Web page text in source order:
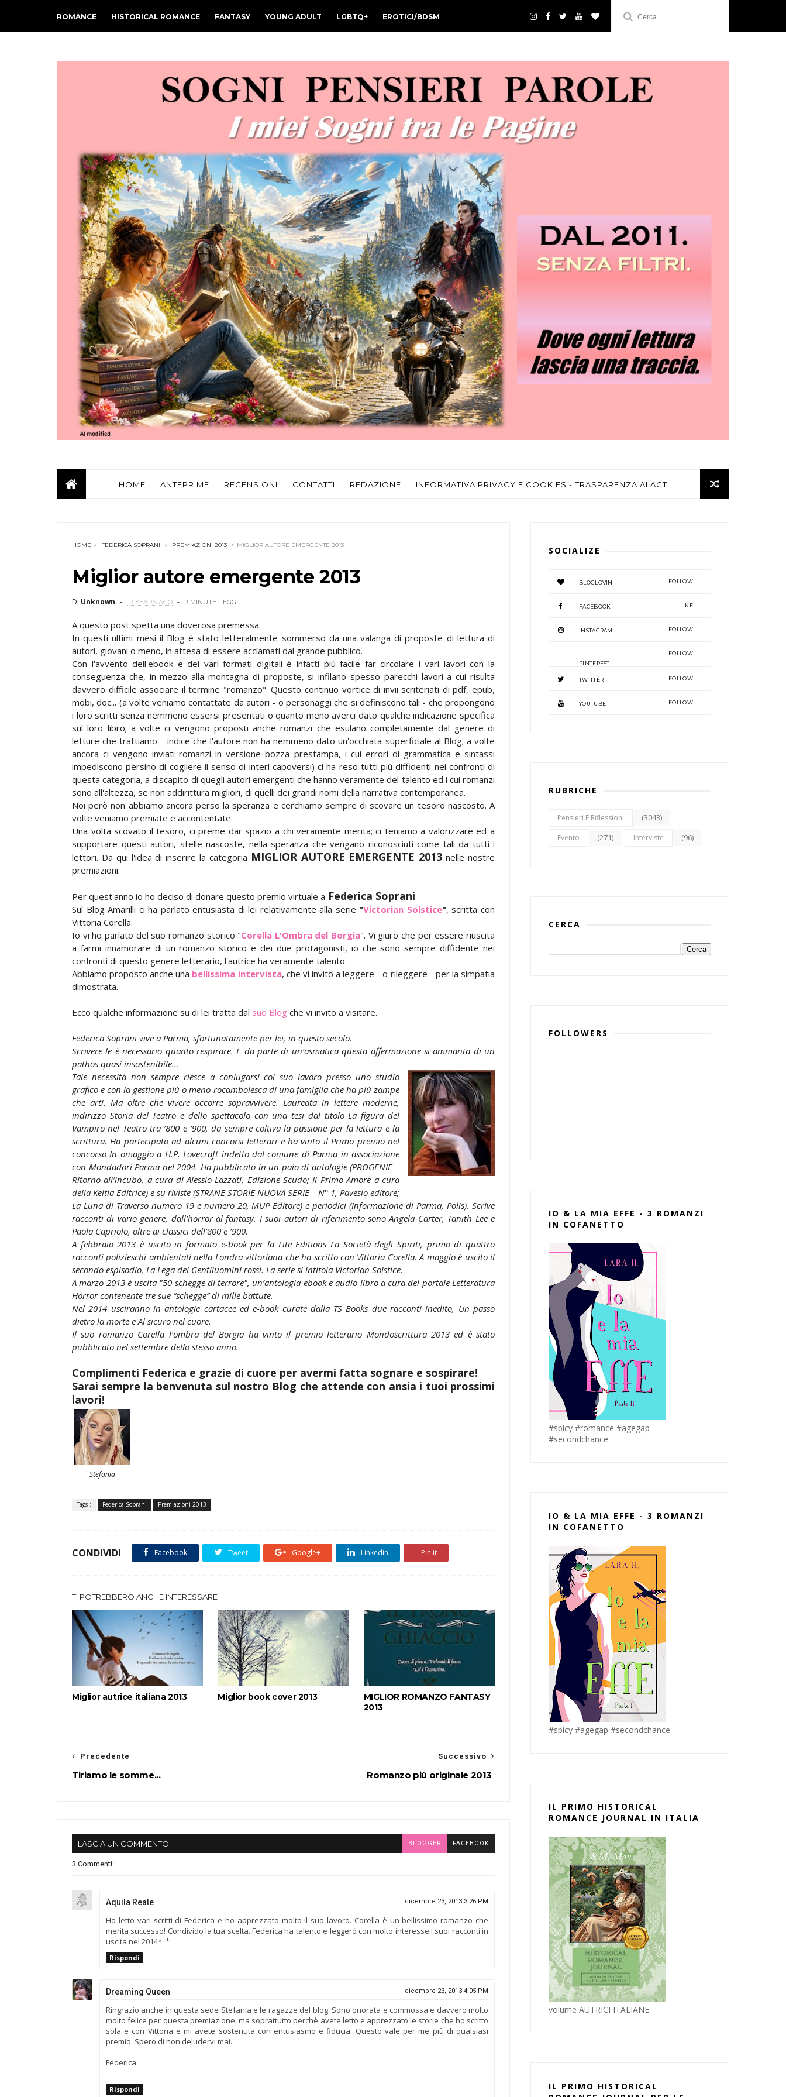
ROMANCE HISTORICAL ROMANCE FANTASY YOUNG ADULT LGBTQ+ EROTICI/BDSM
HOME ANTEPRIME RECENSIONI CONTATTI REDAZIONE INFORMATIVA PRIVACY E COOKIES - TRASPARENZA AI ACT
HOME FEDERICA SOPRANI PREMIAZIONI 2013 MIGLIOR AUTORE EMERGENTE 2013
Miglior autore emergente 2013
Di Unknown 13 YEARS AGO 3 MINUTE LEGGI
A questo post spetta una doverosa premessa.
In questi ultimi mesi il Blog è stato letteralmente sommerso da una valanga di proposte di lettura di
autori, giovani o meno, in attesa di essere acclamati dal grande pubblico.
Con l'avvento dell'ebook e dei vari formati digitali è infatti più facile far circolare i vari lavori con la
conseguenza che, in mezzo alla montagna di proposte, si infilano spesso parecchi lavori a cui risulta
davvero difficile associare il termine "romanzo". Questo continuo vortice di invii scriteriati di pdf, epub,
mobi, doc... (a volte veniamo contattate da autori - o personaggi che si definiscono tali - che propongono
i loro scritti senza nemmeno essersi presentati o quanto meno averci dato qualche indicazione specifica
sul loro libro; a volte ci vengono proposti anche romanzi che esulano completamente dal genere di
letture che trattiamo - indice che l'autore non ha nemmeno dato un'occhiata superficiale al Blog; a volte
ancora ci vengono inviati romanzi in versione bozza prestampa, i cui errori di grammatica e sintassi
impediscono persino di cogliere il senso di interi capoversi) ci ha reso tutti più diffidenti nei confronti di
questa categoria, a discapito di quegli autori emergenti che hanno veramente del talento ed i cui romanzi
sono all'altezza, se non addirittura migliori, di quelli dei grandi nomi della narrativa contemporanea.
Noi però non abbiamo ancora perso la speranza e cerchiamo sempre di scovare un tesoro nascosto. A
volte veniamo premiate e accontentate.
Una volta scovato il tesoro, ci preme dar spazio a chi veramente merita; ci teniamo a valorizzare ed a
supportare questi autori, stelle nascoste, nella speranza che vengano riconosciuti come tali da tutti i
lettori. Da qui l'idea di inserire la categoria MIGLIOR AUTORE EMERGENTE 2013 nelle nostre
premiazioni.
Per quest'anno io ho deciso di donare questo premio virtuale a Federica Soprani.
Sul Blog Amarilli ci ha parlato entusiasta di lei relativamente alla serie "Victorian Solstice", scritta con
Vittoria Corella.
Io vi ho parlato del suo romanzo storico "Corella L'Ombra del Borgia". Vi giuro che per essere riuscita
a farmi innamorare di un romanzo storico e dei due protagonisti, io che sono sempre diffidente nei
confronti di questo genere letterario, l'autrice ha veramente talento.
Abbiamo proposto anche una bellissima intervista, che vi invito a leggere - o rileggere - per la simpatia
dimostrata.
Ecco qualche informazione su di lei tratta dal suo Blog che vi invito a visitare.
Federica Soprani vive a Parma, sfortunatamente per lei, in questo secolo.
Scrivere le è necessario quanto respirare. E da parte di un’asmatica questa affermazione si ammanta di un
pathos quasi insostenibile…
Tale necessità non sempre riesce a coniugarsi col suo lavoro presso uno studio
grafico e con la gestione più o meno rocambolesca di una famiglia che ha più zampe
che arti. Ma oltre che vivere occorre sopravvivere. Laureata in lettere moderne,
indirizzo Storia del Teatro e dello spettacolo con una tesi dal titolo La figura del
Vampiro nel Teatro tra ’800 e ’900, da sempre coltiva la passione per la lettura e la
scrittura. Ha partecipato ad alcuni concorsi letterari e ha vinto il Primo premio nel
concorso In omaggio a H.P. Lovecraft indetto dal comune di Parma in associazione
con Mondadori Parma nel 2004. Ha pubblicato in un paio di antologie (PROGENIE –
Ritorno all’incubo, a cura di Alessio Lazzati, Edizione Scudo; Il Primo Amore a cura
della Keltia Editrice) e su riviste (STRANE STORIE NUOVA SERIE – N° 1, Pavesio editore;
La Luna di Traverso numero 19 e numero 20, MUP Editore) e periodici (Informazione di Parma, Polis). Scrive
racconti di vario genere, dall’horror al fantasy. I suoi autori di riferimento sono Angela Carter, Tanith Lee e
Paola Capriolo, oltre ai classici dell’800 e ’900.
A febbraio 2013 è uscito in formato e-book per la Lite Editions La Società degli Spiriti, primo di quattro
racconti polizieschi ambientati nella Londra vittoriana che ha scritto con Vittoria Corella. A maggio è uscito il
secondo espisodio, La Lega dei Gentiluomini rossi. La serie si intitola Victorian Solstice.
A marzo 2013 è uscita "50 schegge di terrore", un’antologia ebook e audio libro a cura del portale Letteratura
Horror contenente tre sue “schegge” di mille battute.
Nel 2014 usciranno in antologie cartacee ed e-book curate dalla TS Books due racconti inedito, Un passo
dietro la morte e Al sicuro nel cuore.
Il suo romanzo Corella l’ombra del Borgia ha vinto il premio letterario Mondoscrittura 2013 ed è stato
pubblicato nel settembre dello stesso anno.
Complimenti Federica e grazie di cuore per avermi fatta sognare e sospirare!
Sarai sempre la benvenuta sul nostro Blog che attende con ansia i tuoi prossimi
lavori!
Stefania
Tags : Federica Soprani Premiazioni 2013
CONDIVIDI Facebook Tweet Google+ Linkedin Pin it
TI POTREBBERO ANCHE INTERESSARE
Miglior autrice italiana 2013 Miglior book cover 2013
MIGLIOR ROMANZO FANTASY
2013
Successivo
Romanzo più originale 2013
Precedente
Tiriamo le somme...
LASCIA UN COMMENTO BLOGGER FACEBOOK
3 Commenti:
Aquila Reale dicembre 23, 2013 3:26 PM
Ho letto vari scritti di Federica e ho apprezzato molto il suo lavoro. Corella è un bellissimo romanzo che
merita successo! Condivido la tua scelta. Federica ha talento e leggerò con molto interesse i suoi racconti in
uscita nel 2014*_*
Rispondi
Dreaming Queen dicembre 23, 2013 4:05 PM
Ringrazio anche in questa sede Stefania e le ragazze del blog. Sono onorata e commossa e davvero molto
molto felice per questa premiazione, ma soprattutto perchè avete letto e apprezzato le storie che ho scritto
sola e con Vittoria e mi avete sostenuta con entusiasmo e fiducia. Questo vale per me più di qualsiasi
premio. Spero di non deludervi mai.
Federica
Rispondi
SOCIALIZE
BLOGLOVIN FOLLOW
FACEBOOK LIKE
INSTAGRAM FOLLOW
PINTEREST
FOLLOW
TWITTER FOLLOW
YOUTUBE FOLLOW
RUBRICHE
Pensieri E Riflessioni (3043)
Evento (271) Interviste (96)
CERCA
FOLLOWERS
IO & LA MIA EFFE - 3 ROMANZI
IN COFANETTO
#spicy #romance #agegap
#secondchance
IO & LA MIA EFFE - 3 ROMANZI
IN COFANETTO
#spicy #agegap #secondchance
IL PRIMO HISTORICAL
ROMANCE JOURNAL IN ITALIA
volume AUTRICI ITALIANE
IL PRIMO HISTORICAL